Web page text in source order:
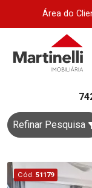
Área do
Refinar Pesquisa
Cód. 51179